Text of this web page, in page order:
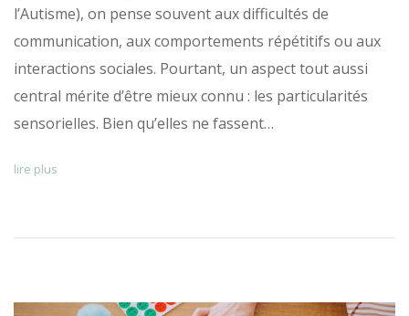
l’Autisme), on pense souvent aux difficultés de
communication, aux comportements répétitifs ou aux
interactions sociales. Pourtant, un aspect tout aussi
central mérite d’être mieux connu : les particularités
sensorielles. Bien qu’elles ne fassent…
lire plus